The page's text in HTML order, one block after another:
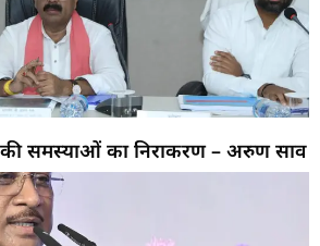
की समस्याओं का निराकरण – अरुण साव